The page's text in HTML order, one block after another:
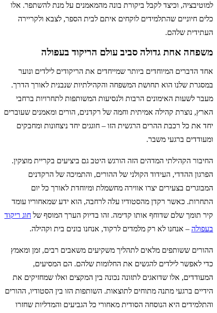
למוטיבציה, וכיצד לקבל ביקורת בונה מהמאמנים על מנת להשתפר. אלו
כלים חיוניים שהתלמידים לוקחים איתם לבית הספר, לצבא ולקריירה
העתידית שלהם.
משפחה אחת גדולה סביב עולם הריקוד בעפולה
אחד הדברים המיוחדים ביותר שמייחדים את הריקודים לילדים ונוער
במסגרת שלנו הוא תחושת המשפחה והקהילתיות שנבנית לאורך הדרך.
מעבר לשעות האימונים הרבות ולנסיעות המשותפות לתחרויות ברחבי
הארץ, נוצרת קהילה אמיתית וחמה של רקדנים, הורים ומאמנים שעוברים
יחד את כל רכבת ההרים הרגשית הזו – חוגגים יחד ניצחונות ומחבקים
ומעודדים ברגעי משבר.
החיבור הקהילתי המדהים הזה הורגש היטב גם ביציעים בקריית מוצקין.
הפרגון ההדדי, העידוד הקולני של ההורים, והתמיכה של הרקדנים
המבוגרים בצעירים יצרו אווירה מחשמלת ומיוחדת לאורך כל יום
התחרות. כאשר רקדן מהסטודיו עלה לרחבה, הוא ידע שמאחוריו עומד
קיר תומך שלם שדוחף אותו קדימה. זהו בדיוק הערך המוסף של חוג ריקוד
בעפולה – אנחנו לא רק מלמדים לרקוד, אנחנו בונים בית וקהילה.
ההורים ששותפים מלאים לתהליך משקיעים משאבים רבים, זמן ומאמץ
כדי לאפשר לילדים להגשים את החלומות שלהם. הם המסיעים,
המעודדים, אלו שדואגים לתזונה נכונה בין המקצים ואלו שמחזיקים את
הידיים ברגעי מתנה מתוחים לתוצאות. השותפות הזו בין הסטודיו, ההורים
והתלמידים היא הנוסחה הסודית מאחורי כל הגביעים והמדליות שחזרו